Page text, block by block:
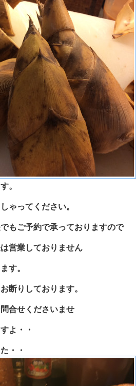
。
ゃってください。
もご予約で承っておりますので
営業しておりません
す。
断りしております。
合せくださいませ
よ・・
・・